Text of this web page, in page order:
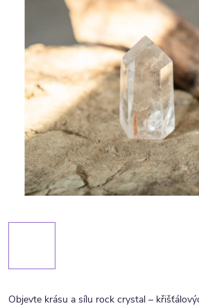
Objevte krásu a sílu rock crystal –